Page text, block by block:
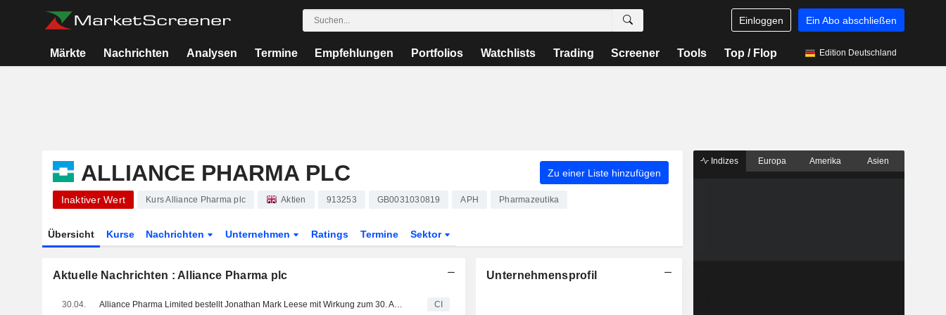
Einloggen Ein Abo abschließen
Märkte Nachrichten Analysen Termine Empfehlungen Portfolios Watchlists Trading Screener Tools Top / Flop Edition Deutschland
ALLIANCE PHARMA PLC Zu einer Liste hinzufügen
Inaktiver Wert Kurs Alliance Pharma plc Aktien 913253 GB0031030819 APH Pharmazeutika
Übersicht Kurse Nachrichten Unternehmen Ratings Termine Sektor
Aktuelle Nachrichten : Alliance Pharma plc
30.04. Alliance Pharma Limited bestellt Jonathan Mark Leese mit Wirkung zum 30. April 2026 zum Director CI
Unternehmensprofil
Indizes Europa Amerika Asien